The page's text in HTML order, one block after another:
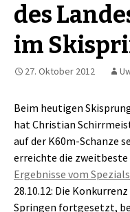
des
im
27. Oktober 2012
Beim heutigen
hat Christian
auf der K60m-Schanze
erreichte die
Ergebnisse vom
28.10.12: Die
Springen fortgesetzt,